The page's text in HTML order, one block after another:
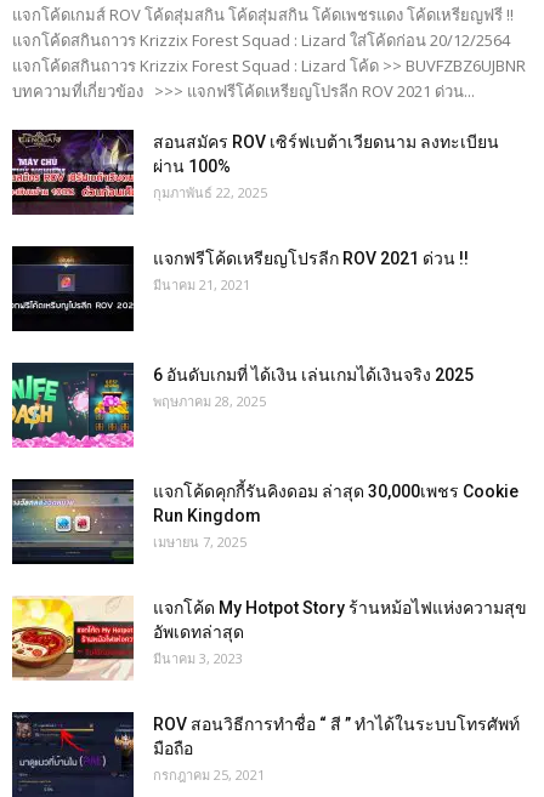
แจกโค้ดเกมส์ ROV โค้ดสุ่มสกิน โค้ดสุ่มสกิน โค้ดเพชรแดง โค้ดเหรียญฟรี !!
แจกโค้ดสกินถาวร Krizzix Forest Squad : Lizard ใส่โค้ดก่อน 20/12/2564
แจกโค้ดสกินถาวร Krizzix Forest Squad : Lizard โค้ด >> BUVFZBZ6UJBNR
บทความที่เกี่ยวข้อง >>> แจกฟรีโค้ดเหรียญโปรลีก ROV 2021 ด่วน...
สอนสมัคร ROV เซิร์ฟเบต้าเวียดนาม ลงทะเบียน
ผ่าน 100%
กุมภาพันธ์ 22, 2025
แจกฟรีโค้ดเหรียญโปรลีก ROV 2021 ด่วน !!
มีนาคม 21, 2021
6 อันดับเกมที่ ได้เงิน เล่นเกมได้เงินจริง 2025
พฤษภาคม 28, 2025
แจกโค้ดคุกกี้รันคิงดอม ล่าสุด 30,000เพชร Cookie
Run Kingdom
เมษายน 7, 2025
แจกโค้ด My Hotpot Story ร้านหม้อไฟแห่งความสุข
อัพเดทล่าสุด
มีนาคม 3, 2023
ROV สอนวิธีการทำชื่อ “ สี ” ทำได้ในระบบโทรศัพท์
มือถือ
กรกฎาคม 25, 2021